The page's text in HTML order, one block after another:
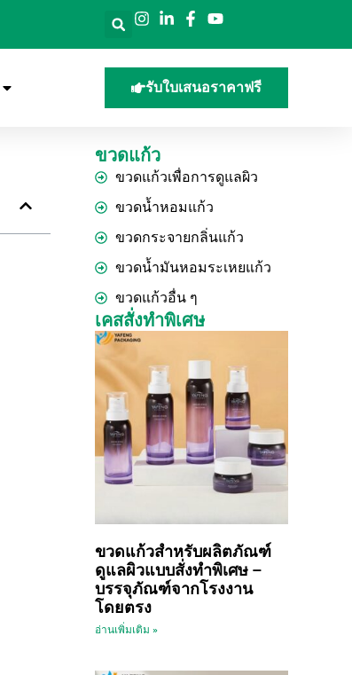
รับใบเสนอราคาฟรี
ขวดแก้ว
ขวดแก้วเพื่อการดูแลผิว
ขวดน้ำหอมแก้ว
ขวดกระจายกลิ่นแก้ว
ขวดน้ำมันหอมระเหยแก้ว
ขวดแก้วอื่น ๆ
เคสสั่งทำพิเศษ
ขวดแก้วสำหรับผลิตภัณฑ์
ดูแลผิวแบบสั่งทำพิเศษ –
บรรจุภัณฑ์จากโรงงาน
โดยตรง
อ่านเพิ่มเติม »